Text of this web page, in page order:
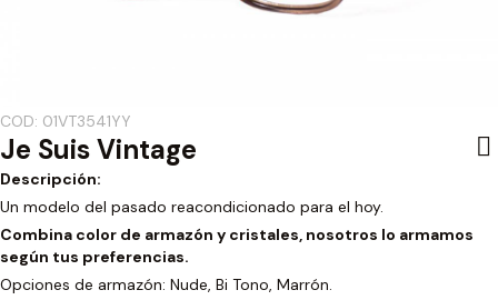
COD: 01VT3541YY
Je Suis Vintage
Descripción:
Un modelo del pasado reacondicionado para el hoy.
Combina color de armazón y cristales, nosotros lo armamos
según tus preferencias.
Opciones de armazón: Nude, Bi Tono, Marrón.